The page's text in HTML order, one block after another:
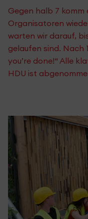
Gegen halb 7 komm
Organisatoren
warten wir darauf,
gelaufen sind. Nach
you’re done!“ Alle
HDU ist